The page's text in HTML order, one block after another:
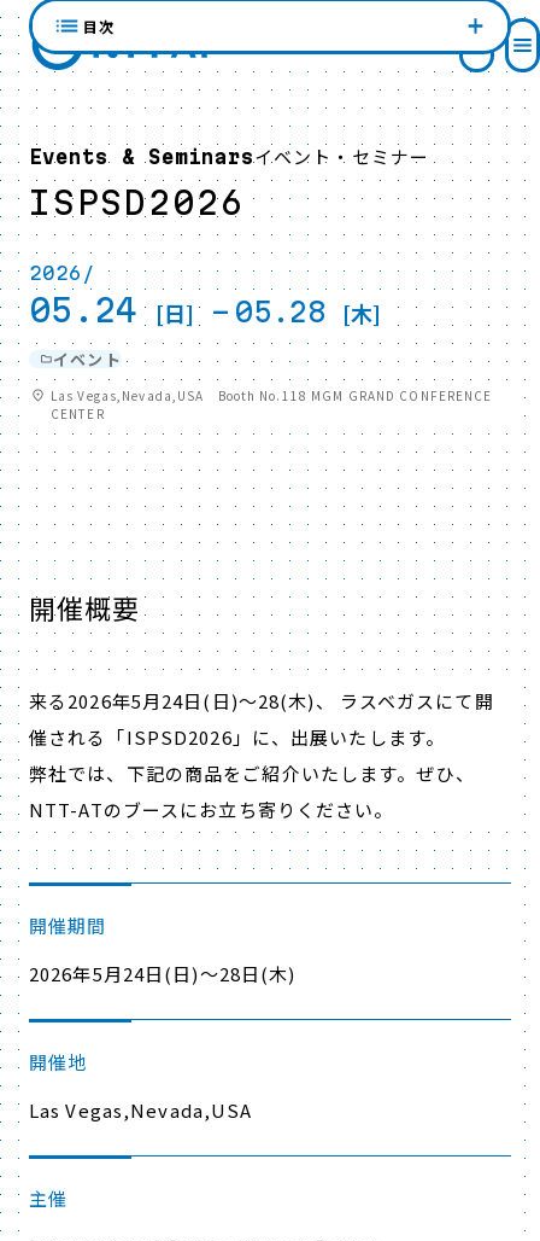
Events & Seminarsイベント・セミナー
ISPSD2026
2026/
05.24 [日] - 05.28 [木]
イベント
Las Vegas,Nevada,USA Booth No.118 MGM GRAND CONFERENCE
CENTER
開催概要
来る2026年5月24日(日)～28(木)、 ラスベガスにて開
催される「ISPSD2026」に、出展いたします。
弊社では、下記の商品をご紹介いたします。ぜひ、
NTT-ATのブースにお立ち寄りください。
開催期間
2026年5月24日(日)～28日(木)
開催地
Las Vegas,Nevada,USA
主催
目次